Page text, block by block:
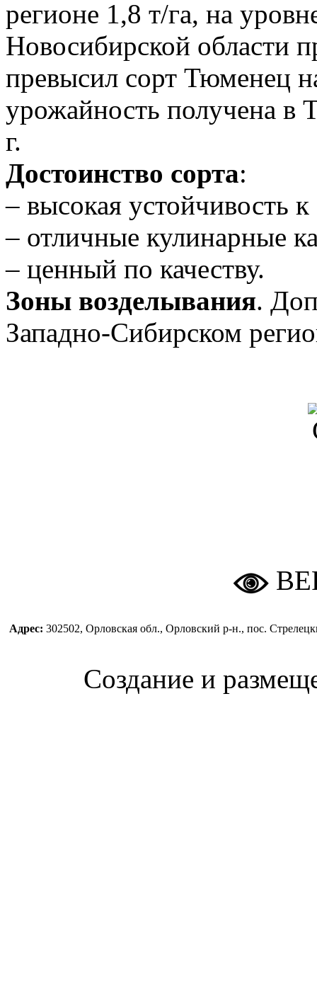
регионе 1,8 т/га, на
Новосибирской области
превысил сорт Тюменец
урожайность получена в
г.
Достоинство сорта:
– высокая устойчивость
– отличные кулинарные
– ценный по качеству.
Зоны возделывания.
Западно-Сибирском
Адрес: 302502, Орловская обл., Орловский р-н., пос.
Создание и